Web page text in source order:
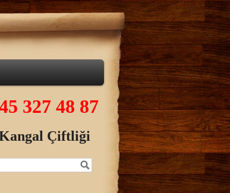
327 48 87
Çiftliği